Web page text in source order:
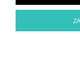
SPEED grupa Sp. z o.o. |